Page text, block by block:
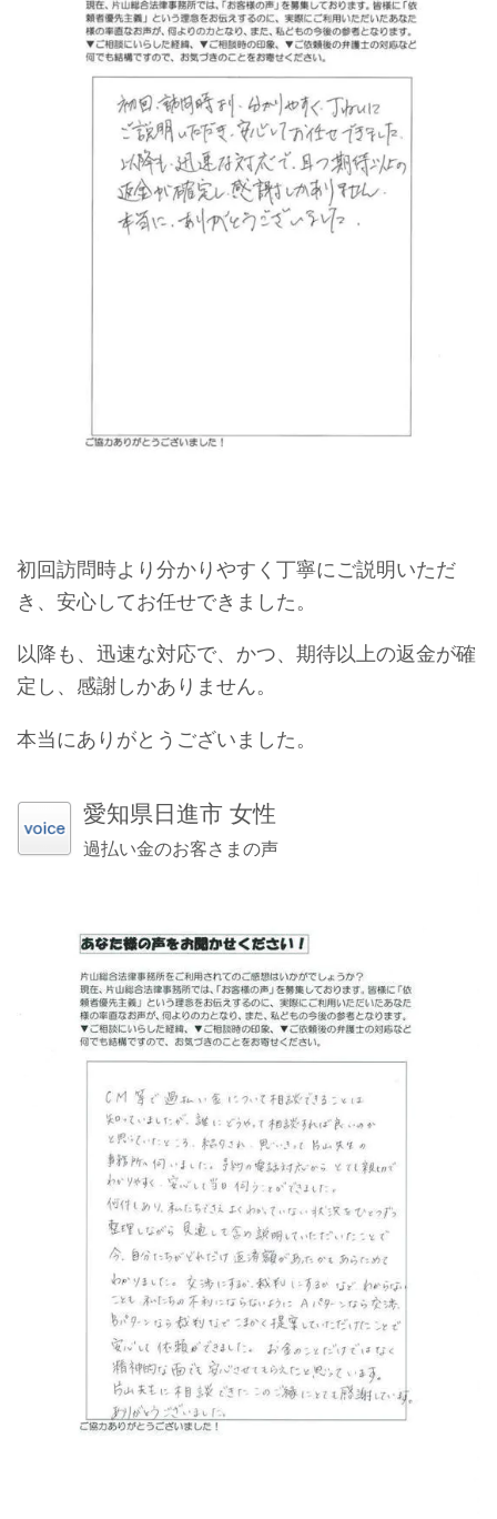
初回訪問時より分かりやすく丁寧にご説明いただ
き、安心してお任せできました。
以降も、迅速な対応で、かつ、期待以上の返金が確
定し、感謝しかありません。
本当にありがとうございました。
愛知県日進市 女性
過払い金のお客さまの声